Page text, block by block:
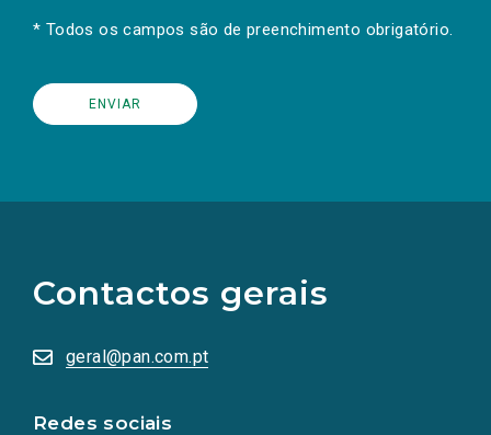
* Todos os campos são de preenchimento obrigatório.
Contactos gerais
geral@pan.com.pt
Redes sociais
redes
sociais
numa
nova